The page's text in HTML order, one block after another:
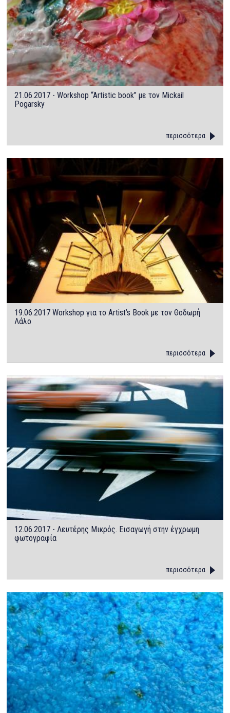
21.06.2017 - Workshop “Artistic book” με τον Mickail
Pogarsky
περισσότερα
19.06.2017 Workshop για το Artist’s Book με τον Θοδωρή
Λάλο
περισσότερα
12.06.2017 - Λευτέρης Μικρός. Εισαγωγή στην έγχρωμη
φωτογραφία
περισσότερα